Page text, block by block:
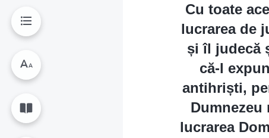
Cu toate
lucrarea de
și îl judecă
că-l
antihriști,
Dumnezeu
lucrarea